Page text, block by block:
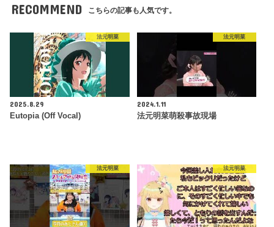
RECOMMEND こちらの記事も人気です。
法元明菜
2025.8.29
Eutopia (Off Vocal)
法元明菜
2024.1.11
法元明菜萌殺事故現場
法元明菜 法元明菜